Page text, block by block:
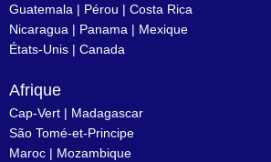
Guatemala | Pérou | Costa Rica
Nicaragua | Panama | Mexique
États-Unis | Canada
Afrique
Cap-Vert | Madagascar
São Tomé-et-Principe
Maroc | Mozambique